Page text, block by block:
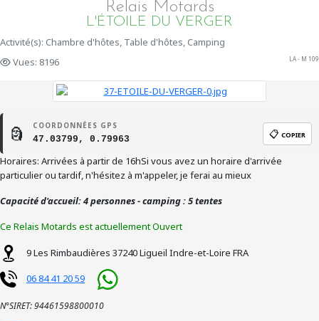
Relais Motards
L'ÉTOILE DU VERGER
Activité(s): Chambre d'hôtes, Table d'hôtes, Camping
Vues: 8196
LA - M 109
🗿 COORDONNÉES GPS
47.03799, 0.79963 📋 COPIER
Horaires: Arrivées à partir de 16hSi vous avez un horaire d'arrivée
particulier ou tardif, n'hésitez à m'appeler, je ferai au mieux
Capacité d'accueil: 4 personnes - camping : 5 tentes
Ce Relais Motards est actuellement Ouvert
9 Les Rimbaudières 37240Ligueil Indre-et-Loire FRA
06 84 41 20 59
N°SIRET: 94461598800010